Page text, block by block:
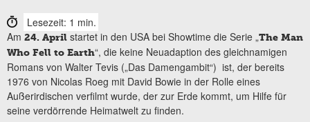
Lesezeit: 1 min.
Am 24. April startet in den USA bei Showtime die Serie „The Man
Who Fell to Earth“, die keine Neuadaption des gleichnamigen
Romans von Walter Tevis („Das Damengambit“) ist, der bereits
1976 von Nicolas Roeg mit David Bowie in der Rolle eines
Außerirdischen verfilmt wurde, der zur Erde kommt, um Hilfe für
seine verdörrende Heimatwelt zu finden.